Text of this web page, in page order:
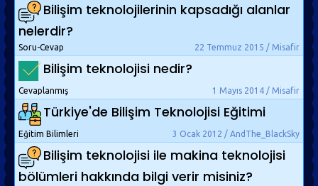
Bilişim teknolojilerinin kapsadığı alanlar
nelerdir?
22 Temmuz 2015 / Misafir
Soru-Cevap
Bilişim teknolojisi nedir?
1 Mayıs 2014 / Misafir
Cevaplanmış
Türkiye'de Bilişim Teknolojisi Eğitimi
3 Ocak 2012 / AndThe_BlackSky
Eğitim Bilimleri
Bilişim teknolojisi ile makina teknolojisi
bölümleri hakkında bilgi verir misiniz?